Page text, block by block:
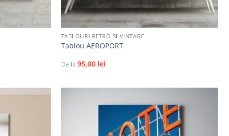
+
TABLOURI RETRO ȘI VINTAGE
Tablou AEROPORT
De la 95,00 lei